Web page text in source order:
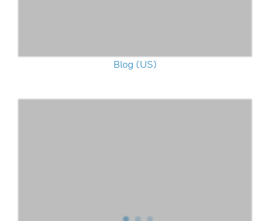
Blog (US)